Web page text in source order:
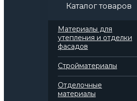
Каталог товаров
Материалы для
утепления и отделки
фасадов
Стройматериалы
Отделочные
материалы